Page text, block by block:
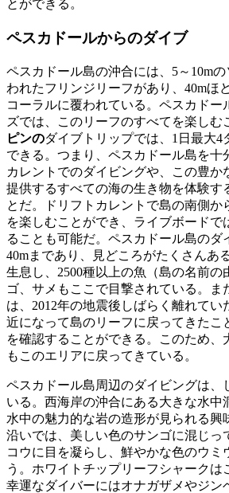
とができる。
ペスカドールからのダイブ
ペスカドール島の沖合には、5～10m
われたフリンジリーフがあり、40mほ
コーラルに覆われている。ペスカドー
ズでは、このリーフのすべてを楽しむ
ピンのダイブトリップでは、1日最大4
できる。つまり、ペスカドール島を十
カレントでのダイビングや、この豊か
提供するすべての海の生き物を体験す
とだ。ドリフトカレントで島の南側か
を楽しむことができ、ライブボードで
ることも可能だ。ペスカドール島のダ
40mまであり、見どころがたくさんあ
生息し、2500種以上の魚（島の名前の
ゴ、サメもここで目撃されている。ま
は、2012年の地震後しばらく離れて
近になって島のリーフに戻ってきたこ
を確認することができる。このため、
もこのエリアに戻ってきている。
ペスカドール島周辺のダイビングは、
いる。西海岸の沖合にある大きな水中
水中の魅力的な岩の造形が見られる興
沿いでは、美しい色のサンゴに混じっ
コウに目を凝らし、鮮やかな色のウミ
う。ホワイトチップリーフシャークは
幸運なダイバーにはオナガザメやジン